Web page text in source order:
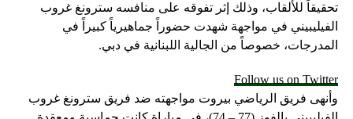
تحقيقاً للألقاب، وذلك إثر تفوقه على منافسه سترونغ غروب
الفيليبيني في مواجهة شهدت حضوراً جماهيرياً كبيراً في
المدرجات، خصوصاً من الجالية اللبنانية في دبي.
Follow us on Twitter
وأنهى فريق الرياضي بيروت مواجهته ضد فريق سترونغ غروب